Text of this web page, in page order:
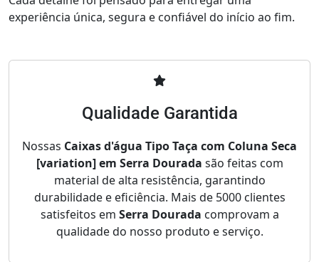
experiência única, segura e confiável do início ao fim.
Qualidade Garantida
Nossas Caixas d'água Tipo Taça com Coluna Seca
[variation] em Serra Dourada são feitas com
material de alta resistência, garantindo
durabilidade e eficiência. Mais de 5000 clientes
satisfeitos em Serra Dourada comprovam a
qualidade do nosso produto e serviço.